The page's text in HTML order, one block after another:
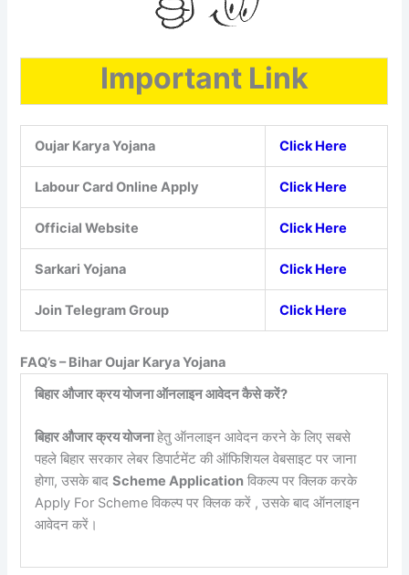
Important Link
Oujar Karya Yojana Click Here
Labour Card Online Apply Click Here
Official Website Click Here
Sarkari Yojana Click Here
Join Telegram Group Click Here
FAQ’s – Bihar Oujar Karya Yojana
बिहार औजार क्रय योजना ऑनलाइन आवेदन कैसे करें?
बिहार औजार क्रय योजनाहेतु ऑनलाइन आवेदन करने के लिए सबसे
पहले बिहार सरकार लेबर डिपार्टमेंट की ऑफिशियल वेबसाइट पर जाना
होगा, उसके बादScheme Application विकल्प पर क्लिक करके
Apply For Scheme विकल्प पर क्लिक करें , उसके बाद ऑनलाइन
आवेदन करें।